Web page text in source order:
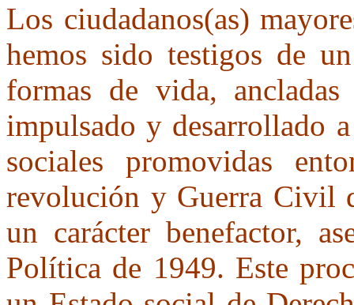
Los ciudadanos(as)
hemos sido testigos de
formas de vida,
impulsado y desarrollado
sociales promovidas
revolución y Guerra Civil
un carácter benefactor,
Política de 1949. Este